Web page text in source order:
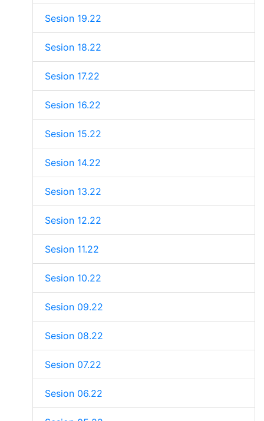
Sesion 19.22
Sesion 18.22
Sesion 17.22
Sesion 16.22
Sesion 15.22
Sesion 14.22
Sesion 13.22
Sesion 12.22
Sesion 11.22
Sesion 10.22
Sesion 09.22
Sesion 08.22
Sesion 07.22
Sesion 06.22